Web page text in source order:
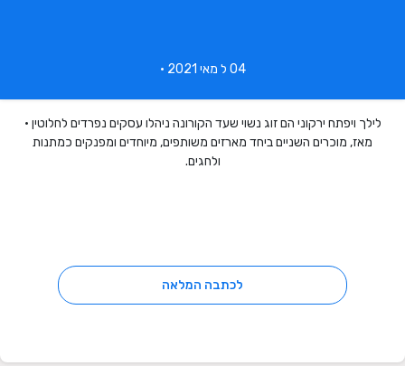
04 ל מאי 2021 •
לילך ויפתח ירקוני הם זוג נשוי שעד הקורונה ניהלו עסקים נפרדים לחלוטין •
מאז, מוכרים השניים ביחד מארזים משותפים, מיוחדים ומפנקים כמתנות
ולחגים.
לכתבה המלאה